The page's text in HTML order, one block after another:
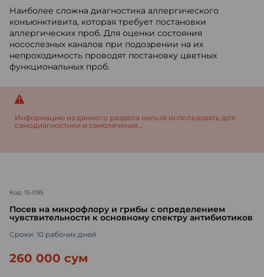
Наиболее сложна диагностика аллергического
конъюнктивита, которая требует постановки
аллергических проб. Для оценки состояния
носослезных каналов при подозрении на их
непроходимость проводят постановку цветных
функциональных проб.
Информацию из данного раздела нельзя использовать для
самодиагностики и самолечения...
Код: 15-095
Посев на микрофлору и грибы с определением
чувствительности к основному спектру антибиотиков
Сроки: 10 рабочих дней
260 000 сум